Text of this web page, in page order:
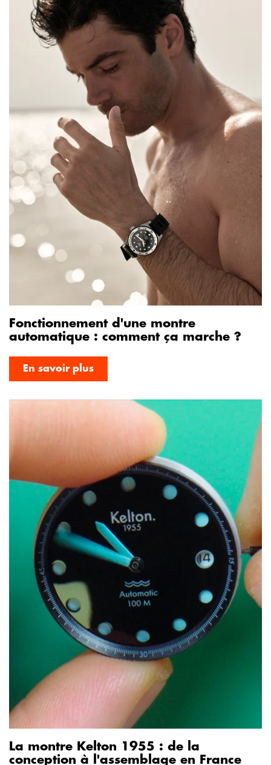
Fonctionnement d'une montre
automatique : comment ça marche ?
En savoir plus
La montre Kelton 1955 : de la
conception à l'assemblage en France